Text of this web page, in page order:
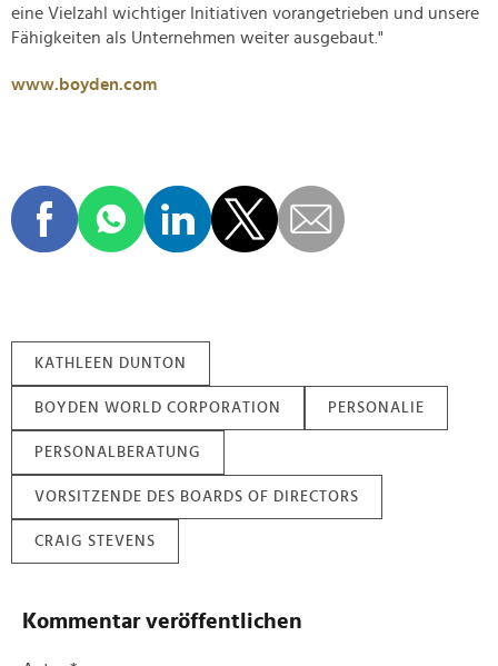
eine Vielzahl wichtiger Initiativen vorangetrieben und unsere
Fähigkeiten als Unternehmen weiter ausgebaut."
www.boyden.com
KATHLEEN DUNTON
BOYDEN WORLD CORPORATION PERSONALIE
PERSONALBERATUNG
VORSITZENDE DES BOARDS OF DIRECTORS
CRAIG STEVENS
Kommentar veröffentlichen